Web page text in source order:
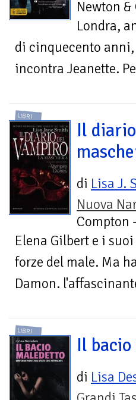
Newton
Londra,
di cinquecento
incontra Jeanette.
LIBRI
Il
di Lisa J.
Nuova
Compton -
Elena Gilbert e i
forze del male. Ma
Damon.
LIBRI
Il
di Lisa